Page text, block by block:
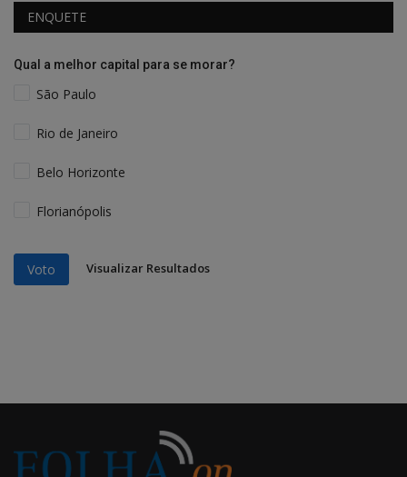
ENQUETE
Qual a melhor capital para se morar?
São Paulo
Rio de Janeiro
Belo Horizonte
Florianópolis
Voto Visualizar Resultados